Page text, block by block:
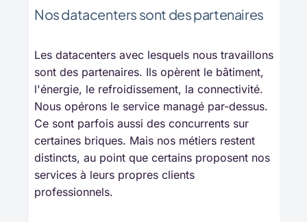
Nos datacenters sont des partenaires
Les datacenters avec lesquels nous travaillons
sont des partenaires. Ils opèrent le bâtiment,
l'énergie, le refroidissement, la connectivité.
Nous opérons le service managé par-dessus.
Ce sont parfois aussi des concurrents sur
certaines briques. Mais nos métiers restent
distincts, au point que certains proposent nos
services à leurs propres clients
professionnels.